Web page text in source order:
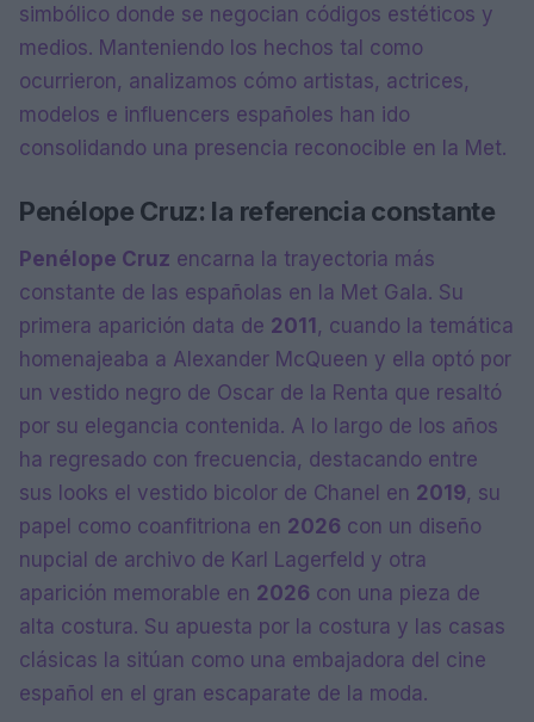
simbólico donde se negocian códigos estéticos y
medios. Manteniendo los hechos tal como
ocurrieron, analizamos cómo artistas, actrices,
modelos e influencers españoles han ido
consolidando una presencia reconocible en la Met.
Penélope Cruz: la referencia constante
Penélope Cruz encarna la trayectoria más
constante de las españolas en la Met Gala. Su
primera aparición data de 2011, cuando la temática
homenajeaba a Alexander McQueen y ella optó por
un vestido negro de Oscar de la Renta que resaltó
por su elegancia contenida. A lo largo de los años
ha regresado con frecuencia, destacando entre
sus looks el vestido bicolor de Chanel en 2019, su
papel como coanfitriona en 2026 con un diseño
nupcial de archivo de Karl Lagerfeld y otra
aparición memorable en 2026 con una pieza de
alta costura. Su apuesta por la costura y las casas
clásicas la sitúan como una embajadora del cine
español en el gran escaparate de la moda.